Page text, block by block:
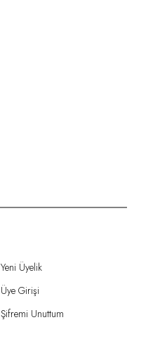
Yeni Üyelik
Üye Girişi
Şifremi Unuttum